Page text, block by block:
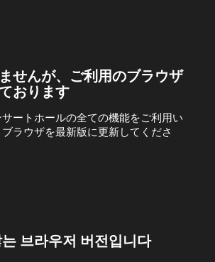
せんが、ご利用のブラウザ
おります
ートホールの全ての機能をご利用い
ラウザを最新版に更新してくださ
브라우저 버전입니다